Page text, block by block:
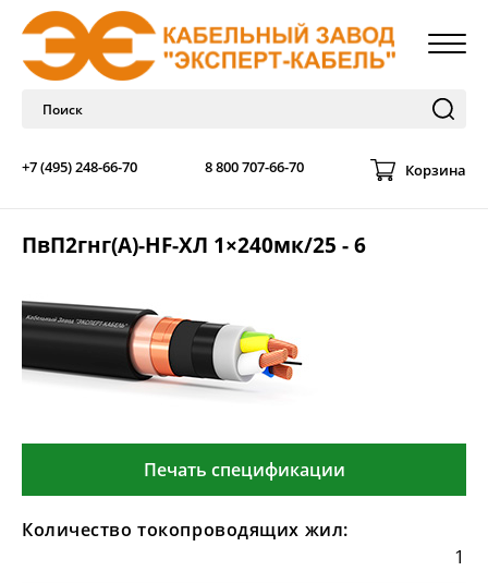
+7 (495) 248-66-70 8 800 707-66-70 Корзина
ПвП2гнг(А)-HF-ХЛ 1×240мк/25 - 6
Печать спецификации
Количество токопроводящих жил:
1